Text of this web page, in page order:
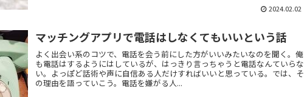
2024.02.02
マッチングアプリで電話はしなくてもいいという話
よく出会い系のコツで、電話を会う前にした方がいいみたいなのを聞く。俺
も電話はするようにはしているが、はっきり言っちゃうと電話なんていらな
い。よっぽど話術や声に自信ある人だけすればいいと思っている。では、そ
の理由を語っていこう。電話を嫌がる人...